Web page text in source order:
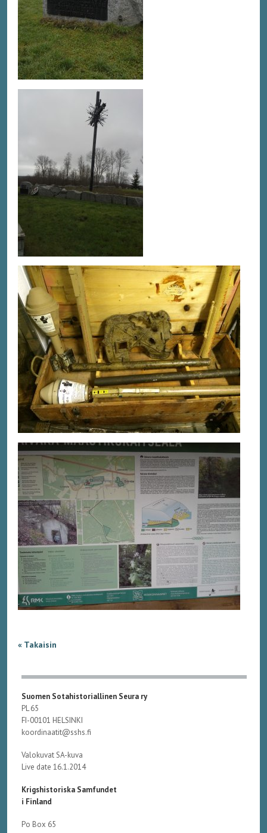
« Takaisin
Suomen Sotahistoriallinen Seura ry
PL 65
FI-00101 HELSINKI
koordinaatit@sshs.fi
Valokuvat SA-kuva
Live date 16.1.2014
Krigshistoriska Samfundet
i Finland
Po Box 65